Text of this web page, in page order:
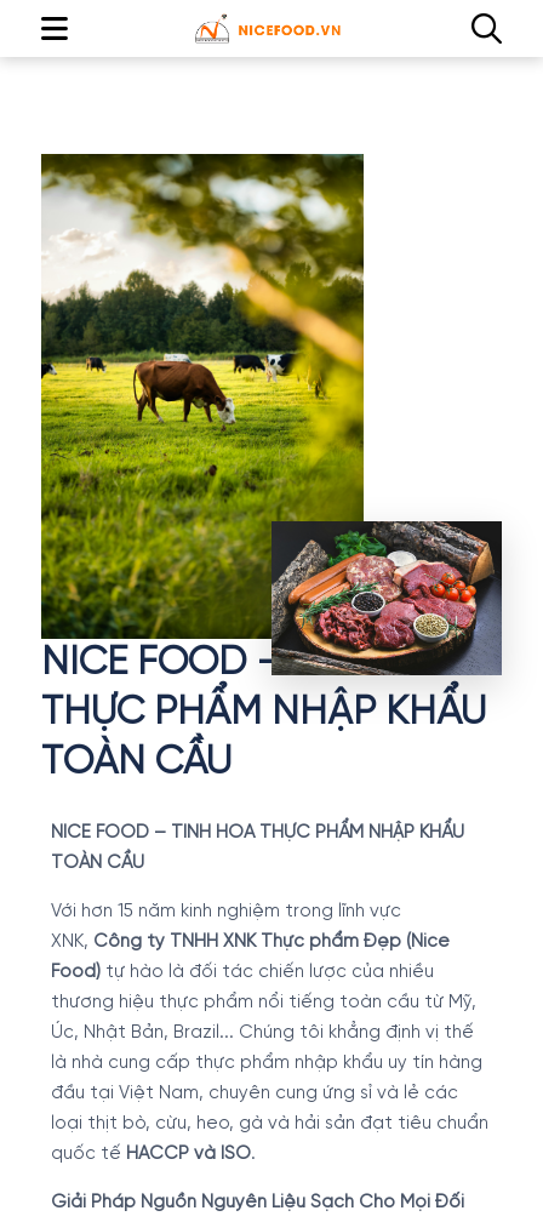
NICE FOOD – TINH HOA
THỰC PHẨM NHẬP KHẨU
TOÀN CẦU
NICE FOOD – TINH HOA THỰC PHẨM NHẬP KHẨU
TOÀN CẦU
Với hơn 15 năm kinh nghiệm trong lĩnh vực
XNK, Công ty TNHH XNK Thực phẩm Đẹp (Nice
Food)tự hào là đối tác chiến lược của nhiều
thương hiệu thực phẩm nổi tiếng toàn cầu từ Mỹ,
Úc, Nhật Bản, Brazil... Chúng tôi khẳng định vị thế
là nhà cung cấp thực phẩm nhập khẩu uy tín hàng
đầu tại Việt Nam, chuyên cung ứng sỉ và lẻ các
loại thịt bò, cừu, heo, gà và hải sản đạt tiêu chuẩn
quốc tế HACCP và ISO.
Giải Pháp Nguồn Nguyên Liệu Sạch Cho Mọi Đối